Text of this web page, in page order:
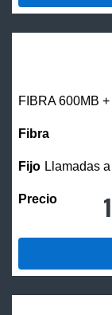
FIBRA 600MB
Llamadas